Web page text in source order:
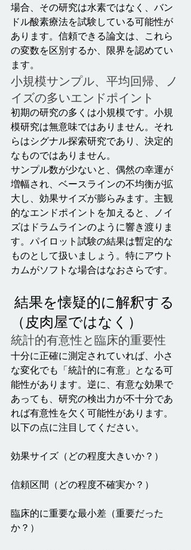
場合、その研究は水素ではなく、バン
ドル酸素療法を試験している可能性が
あります。信頼できる論文は、これら
の変数を区別するか、限界を認めてい
ます。
小規模サンプル、平均回帰、ノ
イズの多いエンドポイント
初期の研究の多くは小規模です。小規
模研究は無意味ではありません。それ
らはシグナル探索研究であり、決定的
なものではありません。
サンプル数が少ないと、偶然の幸運が
増幅され、ベースラインの不均衡が拡
大し、効果サイズが膨らみます。主観
的なエンドポイントを加えると、ノイ
ズはドラムラインのように響き渡りま
す。パイロット試験の結果は暫定的な
ものとして扱いましょう。特にアウト
カムがソフトな場合はなおさらです。
（皮肉屋ではなく）
統計的有意性と臨床的重要性
十分に正確に測定されていれば、小さ
な変化でも「統計的に有意」となる可
能性があります。逆に、有意な効果で
あっても、研究の検出力が不十分であ
れば有意性を欠く可能性があります。
以下の点に注目してください。
効果サイズ（どの程度大きいか？）
信頼区間（どの程度不確実か？）
臨床的に重要な最小差（重要だった
か？）